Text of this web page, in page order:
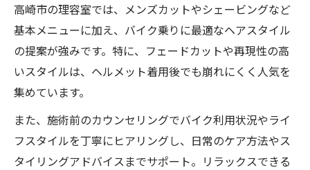
高崎市の理容室では、メンズカットやシェービングなど
基本メニューに加え、バイク乗りに最適なヘアスタイル
の提案が強みです。特に、フェードカットや再現性の高
いスタイルは、ヘルメット着用後でも崩れにくく人気を
集めています。
また、施術前のカウンセリングでバイク利用状況やライ
フスタイルを丁寧にヒアリングし、日常のケア方法やス
タイリングアドバイスまでサポート。リラックスできる